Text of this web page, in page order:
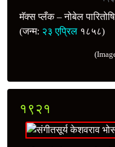
मॅक्स प्लँक – नोबेल
(जन्म: २३ एप्रिल १८५८)
१९२१